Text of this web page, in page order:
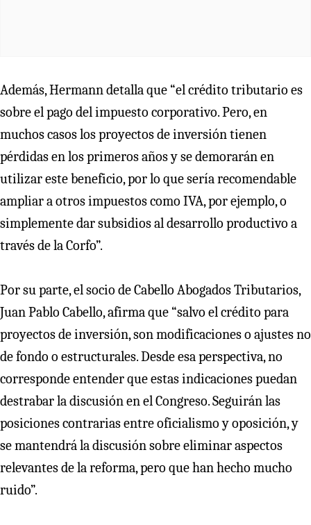
Además, Hermann detalla que “el crédito tributario es
sobre el pago del impuesto corporativo. Pero, en
muchos casos los proyectos de inversión tienen
pérdidas en los primeros años y se demorarán en
utilizar este beneficio, por lo que sería recomendable
ampliar a otros impuestos como IVA, por ejemplo, o
simplemente dar subsidios al desarrollo productivo a
través de la Corfo”.
Por su parte, el socio de Cabello Abogados Tributarios,
Juan Pablo Cabello, afirma que “salvo el crédito para
proyectos de inversión, son modificaciones o ajustes no
de fondo o estructurales. Desde esa perspectiva, no
corresponde entender que estas indicaciones puedan
destrabar la discusión en el Congreso. Seguirán las
posiciones contrarias entre oficialismo y oposición, y
se mantendrá la discusión sobre eliminar aspectos
relevantes de la reforma, pero que han hecho mucho
ruido”.